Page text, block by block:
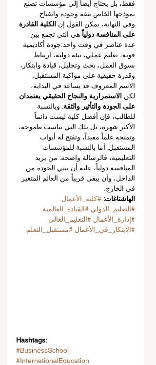
فقط، بل يحتاج أيضاً إلى مؤسسات تصنع
نموذجها الخاص بثقة وجودة وانفتاح.
وفي النهاية، يمكن القول إن الكلية القادرة
على المنافسة دولياً هي التي تجمع بين
عدة عناصر في وقت واحد:جودة أكاديمية
قوية، تعليم عملي، بيئة دولية، ارتباط
بسوق العمل، بحث وتحليل، قيادة وابتكار،
وقدرة حقيقية على مواكبة المستقبل.
الاسم المعروف قد يساعد في البداية،
لكن الاستمرارية والنجاح الحقيقي يعتمدان
على الجودة والتأثير والثقة . وبالنسبة
للطالب، فإن أفضل كلية ليست دائماً
الأكثر شهرة، بل تلك التي تناسب طموحه،
وتمنحه علماً مفيداً، وتفتح له أبواب
المستقبل. أما بالنسبة للمؤسسات
التعليمية، فالرسالة واضحة: من يريد
المنافسة دولياً، عليه أن يبني الجودة من
الداخل، وأن يبقى قريباً من العالم المتغير
في الخارج.
الهاشتاغات: #كلية_الأعمال
#التعليم_الدولي #القيادة_العالمية
#إدارة_الأعمال #التعليم_العالي
#الابتكار_في_الأعمال #مستقبل_التعلم
Hashtags:
#BusinessSchool
#InternationalEducation